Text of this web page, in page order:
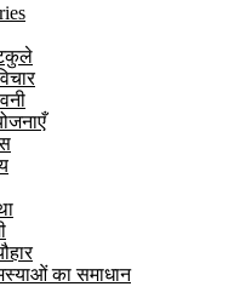
का समाधान